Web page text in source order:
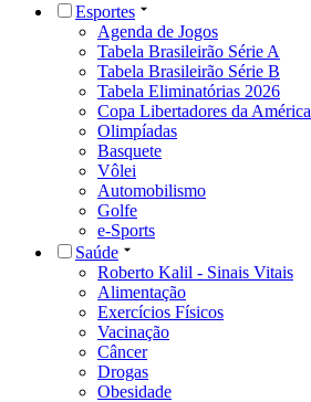
Esportes
Agenda de Jogos
Tabela Brasileirão Série A
Tabela Brasileirão Série B
Tabela Eliminatórias 2026
Copa Libertadores da América
Olimpíadas
Basquete
Vôlei
Automobilismo
Golfe
e-Sports
Saúde
Roberto Kalil - Sinais Vitais
Alimentação
Exercícios Físicos
Vacinação
Câncer
Drogas
Obesidade